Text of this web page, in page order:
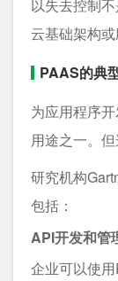
以失去控制
云基础架构或
PAAS的典
为应用程序
用途之一。
研究机构
包括：
API开发和管
企业可以使